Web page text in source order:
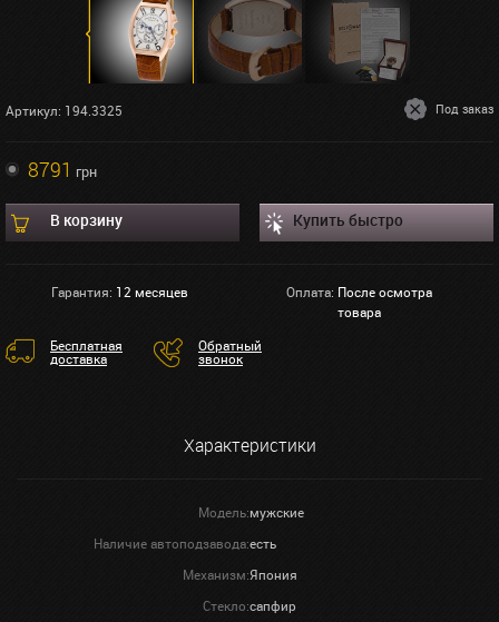
Артикул: 194.3325 Под заказ
8791 грн
В корзину Купить быстро
Гарантия: 12 месяцев Оплата: После осмотра
товара
Бесплатная
доставка
Обратный
звонок
Характеристики
Модель:мужские
Наличие автоподзавода:есть
Механизм:Япония
Стекло:сапфир